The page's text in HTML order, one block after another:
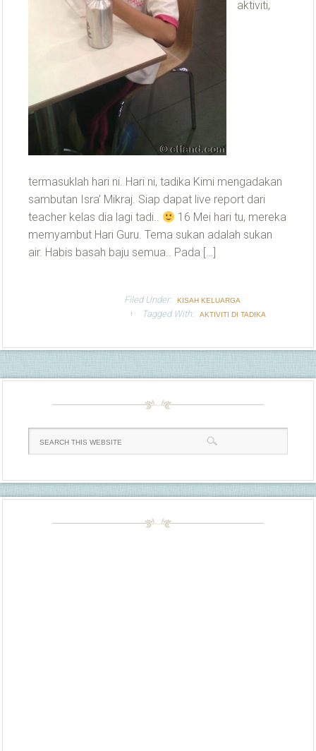
aktiviti,
termasuklah hari ni. Hari ni, tadika Kimi mengadakan
sambutan Isra’ Mikraj. Siap dapat live report dari
teacher kelas dia lagi tadi..
16 Mei hari tu, mereka
memyambut Hari Guru. Tema sukan adalah sukan
air. Habis basah baju semua.. Pada […]
Filed Under: KISAH KELUARGA
Tagged With: AKTIVITI DI TADIKA